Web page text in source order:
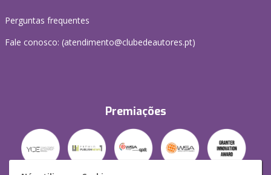
Perguntas frequentes
Fale conosco: (atendimento@clubedeautores.pt)
Premiações